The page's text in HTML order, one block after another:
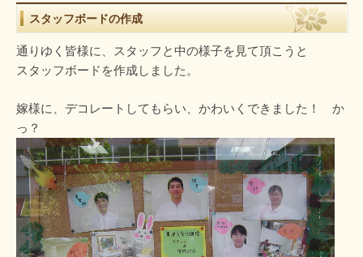
スタッフボードの作成
通りゆく皆様に、スタッフと中の様子を見て頂こうと
スタッフボードを作成しました。
嫁様に、デコレートしてもらい、かわいくできました！ か
っ？